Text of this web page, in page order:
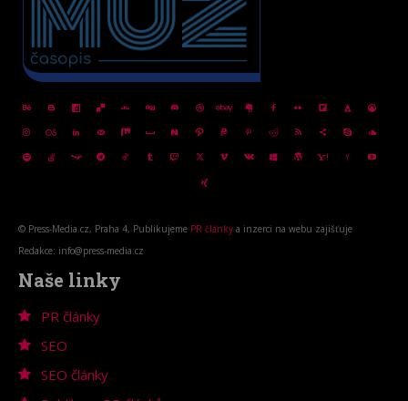
© Press-Media.cz, Praha 4, Publikujeme PR články a inzerci na webu zajišťuje
Redakce: info@press-media.cz
Naše linky
PR články
SEO
SEO články